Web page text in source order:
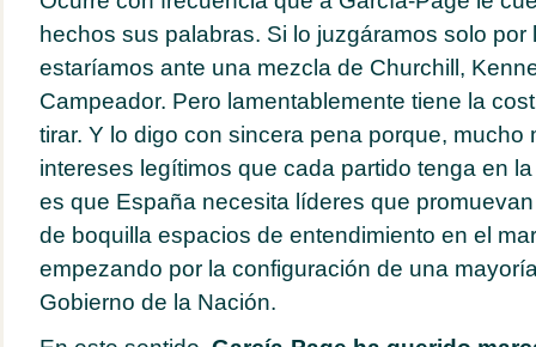
hechos sus palabras. Si lo juzgáramos solo
estaríamos ante una mezcla de Churchill,
Campeador. Pero lamentablemente tiene la
tirar. Y lo digo con sincera pena porque, mucho
intereses legítimos que cada partido tenga en
es que España necesita líderes que
de boquilla espacios de entendimiento en el
empezando por la configuración de una
Gobierno de la Nación.